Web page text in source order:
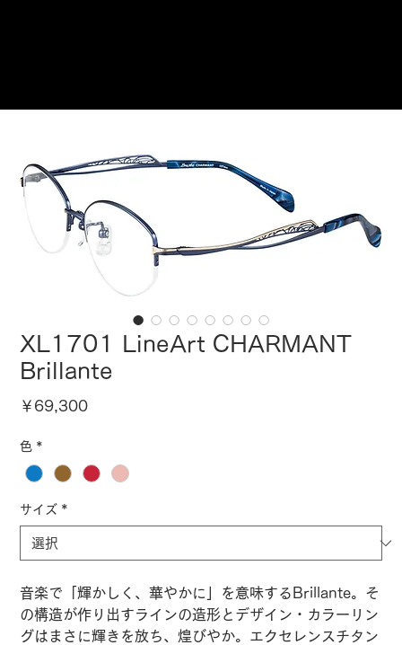
XL1701 LineArt CHARMANT
Brillante
￥69,300価
色 *
サイズ *
音楽で「輝かしく、華やかに」を意味するBrillante。そ
の構造が作り出すラインの造形とデザイン・カラーリン
グはまさに輝きを放ち、煌びやか。エクセレンスチタン